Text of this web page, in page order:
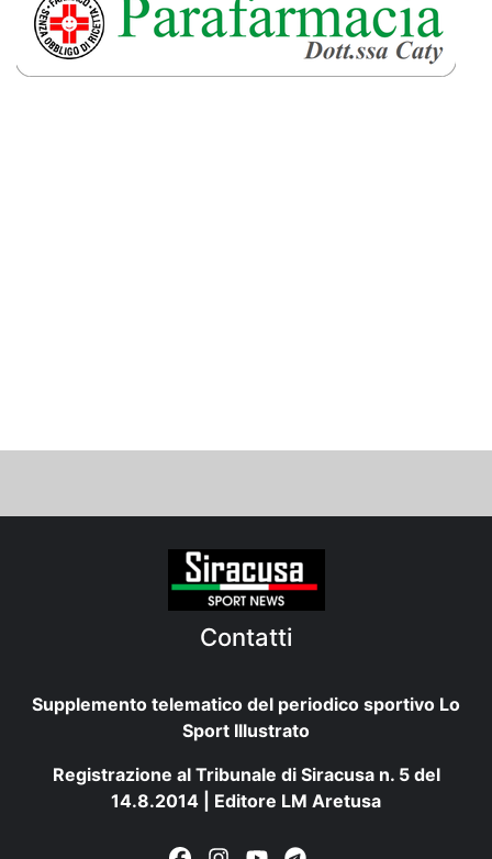
Contatti
Supplemento telematico del periodico sportivo Lo
Sport Illustrato
Registrazione al Tribunale di Siracusa n. 5 del
14.8.2014 | Editore LM Aretusa